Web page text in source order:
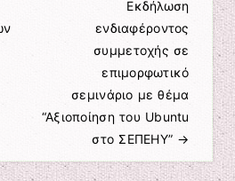
Εκδήλωση
ενδιαφέροντος
συμμετοχής σε
επιμορφωτικό
σεμινάριο με θέμα
“Αξιοποίηση του Ubuntu
στο ΣΕΠΕΗΥ” →